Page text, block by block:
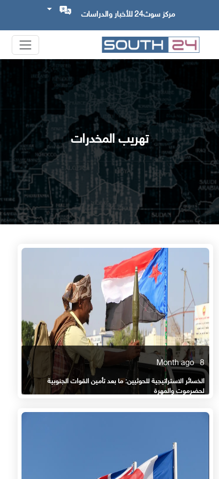
مركز سوث24 للأخبار والدراسات
تهريب المخدرات
8 Month ago
الخسائر الاستراتيجية للحوثيين: ما بعد تأمين القوات الجنوبية
لحضرموت والمهرة